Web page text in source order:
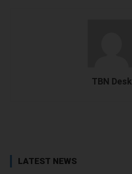
TBN Desk
LATEST NEWS